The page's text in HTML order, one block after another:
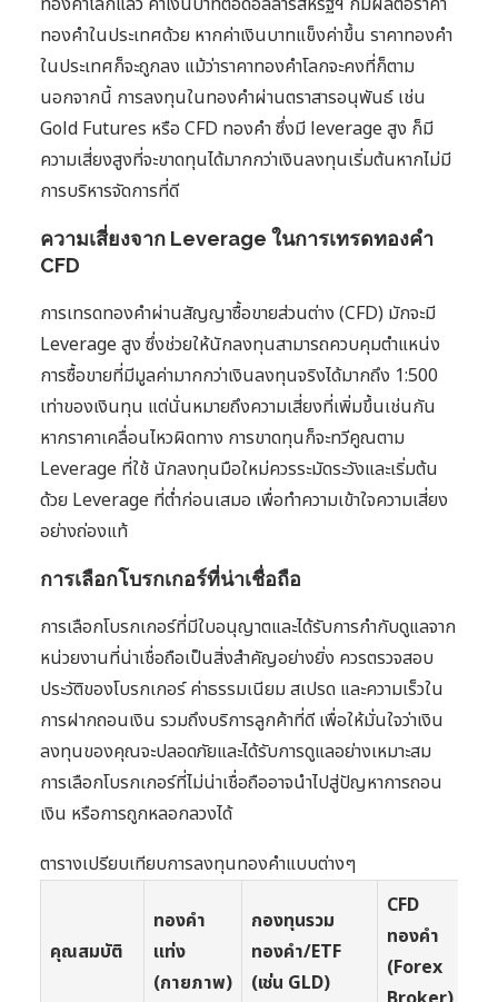
ทองคำในประเทศด้วย หากค่าเงินบาทแข็งค่าขึ้น ราคาทองคำ
ในประเทศก็จะถูกลง แม้ว่าราคาทองคำโลกจะคงที่ก็ตาม
นอกจากนี้ การลงทุนในทองคำผ่านตราสารอนุพันธ์ เช่น
Gold Futures หรือ CFD ทองคำ ซึ่งมี leverage สูง ก็มี
ความเสี่ยงสูงที่จะขาดทุนได้มากกว่าเงินลงทุนเริ่มต้นหากไม่มี
การบริหารจัดการที่ดี
ความเสี่ยงจาก Leverage ในการเทรดทองคำ
CFD
การเทรดทองคำผ่านสัญญาซื้อขายส่วนต่าง (CFD) มักจะมี
Leverage สูง ซึ่งช่วยให้นักลงทุนสามารถควบคุมตำแหน่ง
การซื้อขายที่มีมูลค่ามากกว่าเงินลงทุนจริงได้มากถึง 1:500
เท่าของเงินทุน แต่นั่นหมายถึงความเสี่ยงที่เพิ่มขึ้นเช่นกัน
หากราคาเคลื่อนไหวผิดทาง การขาดทุนก็จะทวีคูณตาม
Leverage ที่ใช้ นักลงทุนมือใหม่ควรระมัดระวังและเริ่มต้น
ด้วย Leverage ที่ต่ำก่อนเสมอ เพื่อทำความเข้าใจความเสี่ยง
อย่างถ่องแท้
การเลือกโบรกเกอร์ที่น่าเชื่อถือ
การเลือกโบรกเกอร์ที่มีใบอนุญาตและได้รับการกำกับดูแลจาก
หน่วยงานที่น่าเชื่อถือเป็นสิ่งสำคัญอย่างยิ่ง ควรตรวจสอบ
ประวัติของโบรกเกอร์ ค่าธรรมเนียม สเปรด และความเร็วใน
การฝากถอนเงิน รวมถึงบริการลูกค้าที่ดี เพื่อให้มั่นใจว่าเงิน
ลงทุนของคุณจะปลอดภัยและได้รับการดูแลอย่างเหมาะสม
การเลือกโบรกเกอร์ที่ไม่น่าเชื่อถืออาจนำไปสู่ปัญหาการถอน
เงิน หรือการถูกหลอกลวงได้
ตารางเปรียบเทียบการลงทุนทองคำแบบต่างๆ
คุณสมบัติ
ทองคำ
แท่ง
(กายภาพ)
กองทุนรวม
ทองคำ/ETF
(เช่น GLD)
CFD
ทองคำ
(Forex